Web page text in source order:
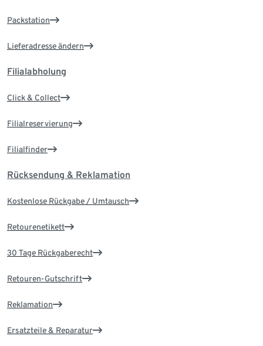
Packstation
Lieferadresse ändern
Filialabholung
Click & Collect
Filialreservierung
Filialfinder
Rücksendung & Reklamation
Kostenlose Rückgabe / Umtausch
Retourenetikett
30 Tage Rückgaberecht
Retouren-Gutschrift
Reklamation
Ersatzteile & Reparatur